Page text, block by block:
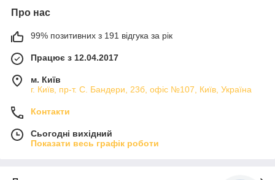
Про нас
99% позитивних з 191 відгука за рік
Працює з 12.04.2017
м. Київ
г. Київ, пр-т. С. Бандери, 23б, офіс №107, Київ, Україна
Контакти
Сьогодні вихідний
Показати весь графік роботи